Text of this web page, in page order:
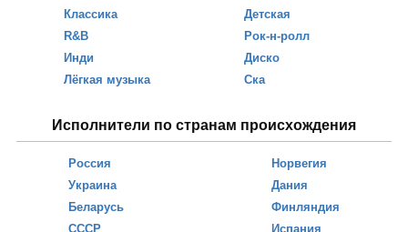
Классика
R&B
Инди
Лёгкая музыка
Детская
Рок-н-ролл
Диско
Ска
Исполнители по странам происхождения
Россия
Украина
Беларусь
СССР
Норвегия
Дания
Финляндия
Испания